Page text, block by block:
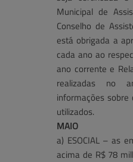
Municipal de
Conselho de
está obrigada a
cada ano ao
ano corrente e
realizadas no
informações
utilizados.
MAIO
a) ESOCIAL – as
acima de R$ 78